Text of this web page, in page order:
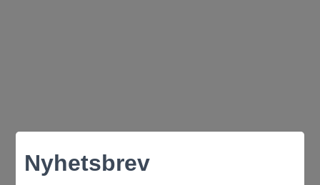
Nyhetsbrev